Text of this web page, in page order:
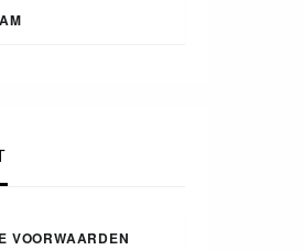
VOORWAARDEN